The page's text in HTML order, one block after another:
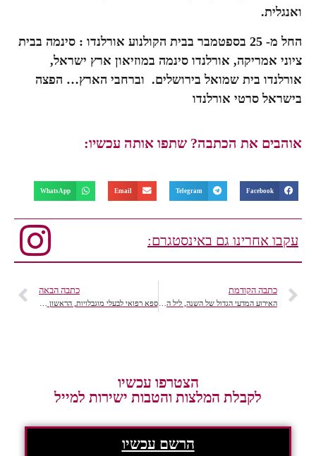
ואנגלית.
החל מ- 25 בספטמבר בבית הקולנוע אורלנדו : סינמה בבית
ציוני אמריקה, אורלנדו סינמה במוזיאון ארץ ישראל,
אורלנדו בית שמואל בירושלים. וברחבי הארץ… הפצה
בישראל סרטי אורלנדו
אוהבים את הכתבה? שתפו אותה עכשיו:
Facebook
Telegram
Email
WhatsApp
עקבו אחרינו גם באינסטגרם:
כתבה הקודמת כתבה הבאה
הצטרפו עכשיו
לקבלת המלצות והטבות ישירות למייל
הרשם עכשיו